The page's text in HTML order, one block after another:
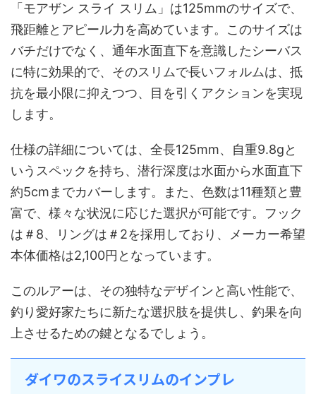
「モアザン スライ スリム」は125mmのサイズで、
飛距離とアピール力を高めています。このサイズは
バチだけでなく、通年水面直下を意識したシーバス
に特に効果的で、そのスリムで長いフォルムは、抵
抗を最小限に抑えつつ、目を引くアクションを実現
します。
仕様の詳細については、全長125mm、自重9.8gと
いうスペックを持ち、潜行深度は水面から水面直下
約5cmまでカバーします。また、色数は11種類と豊
富で、様々な状況に応じた選択が可能です。フック
は＃8、リングは＃2を採用しており、メーカー希望
本体価格は2,100円となっています。
このルアーは、その独特なデザインと高い性能で、
釣り愛好家たちに新たな選択肢を提供し、釣果を向
上させるための鍵となるでしょう。
ダイワのスライスリムのインプレ